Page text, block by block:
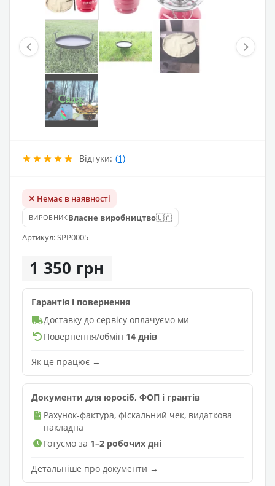
Відгуки: (1)
✕ Немає в наявності
ВИРОБНИКВласне виробництво🇺🇦
Артикул: SPP0005
1 350 грн
Гарантія і повернення
Доставку до сервісу оплачуємо ми
Повернення/обмін 14 днів
Як це працює →
Документи для юросіб, ФОП і грантів
Рахунок-фактура, фіскальний чек, видаткова
накладна
Готуємо за 1–2 робочих дні
Детальніше про документи →